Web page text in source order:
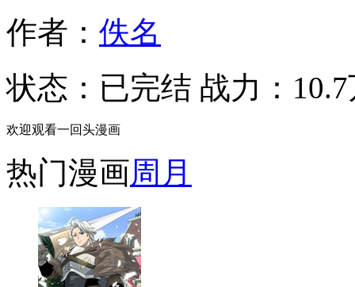
作者： 佚名
状态： 已完结 战力：
欢迎观看一回头漫画
热门漫画周 月